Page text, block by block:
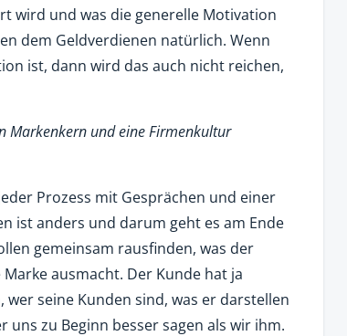
wird und was die generelle Motivation
dem Geldverdienen natürlich. Wenn
ist, dann wird das auch nicht reichen,
Markenkern und eine Firmenkultur
Prozess mit Gesprächen und einer
ist anders und darum geht es am Ende
gemeinsam rausfinden, was der
ausmacht. Der Kunde hat ja
seine Kunden sind, was er darstellen
uns zu Beginn besser sagen als wir ihm.